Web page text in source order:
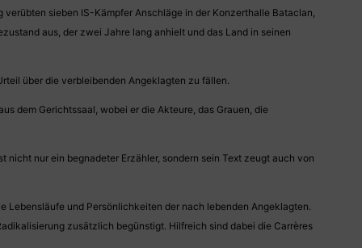
sieben IS-Kämpfer Anschläge in der Konzerthalle Bataclan,
aus, der zwei Jahre lang anhielt und das Land in seinen
über die verbleibenden Angeklagten zu fällen.
dem Gerichtssaal, wobei er die Akteure, das Grauen, die
nur ein begnadeter Erzähler, sondern sein Text zeugt auch von
Lebensläufe und Persönlichkeiten der nach lebenden Angeklagten.
zusätzlich begünstigt. Hilfreich sind dabei die Carrères